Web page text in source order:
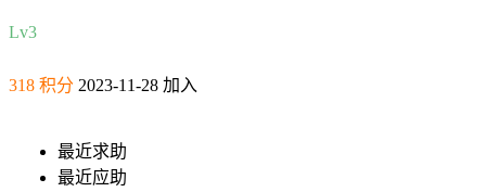
Lv3
318 积分 2023-11-28 加入
最近求助
最近应助